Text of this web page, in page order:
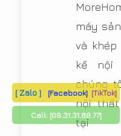
máy
và
kế nội
chúng
nội thất
[ Zalo ] [Facebook] [TikTok]
Call: [09.31.31.88.77]